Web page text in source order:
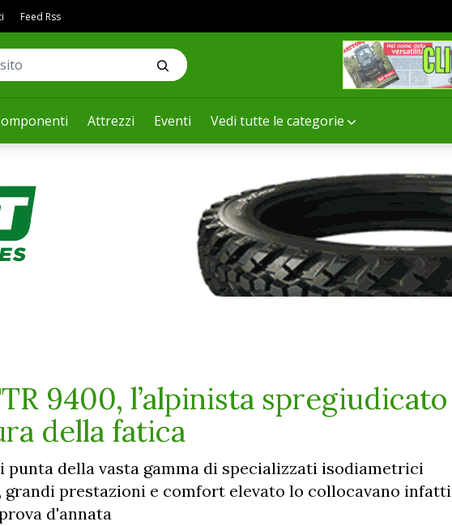
Attrezzi Eventi Vedi tutte le categorie
Feed Rss
9400, l’alpinista spregiudicato
della fatica
punta della vasta gamma di specializzati isodiametrici
prestazioni e comfort elevato lo collocavano infatti
d'annata